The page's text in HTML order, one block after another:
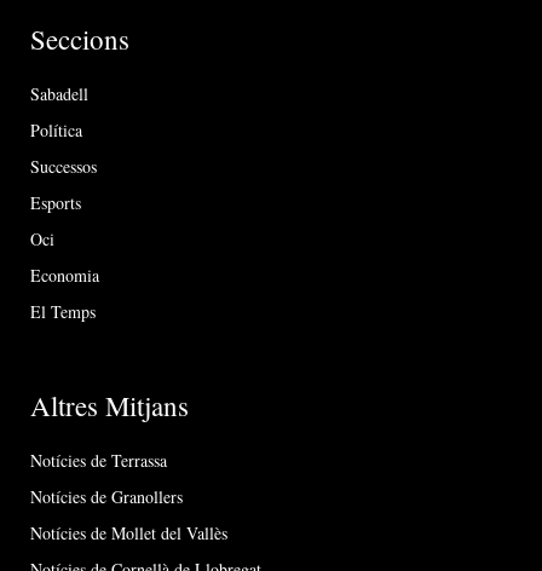
Seccions
Sabadell
Política
Successos
Esports
Oci
Economia
El Temps
Altres Mitjans
Notícies de Terrassa
Notícies de Granollers
Notícies de Mollet del Vallès